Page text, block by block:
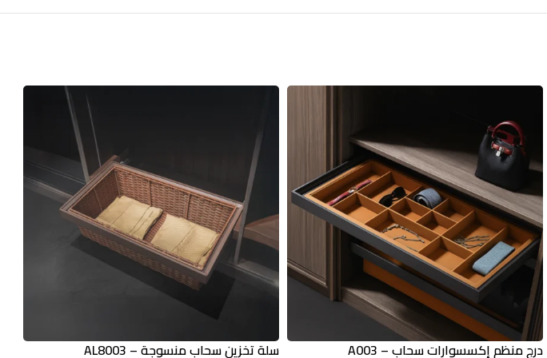
درج منظم إكسسوارات سحاب – A003 سلة تخزين سحاب منسوجة – AL8003